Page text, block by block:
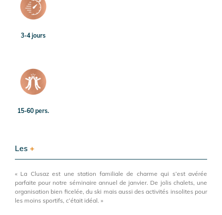
3-4 jours
15-60 pers.
Les +
« La Clusaz est une station familiale de charme qui s’est avérée
parfaite pour notre séminaire annuel de janvier. De jolis chalets, une
organisation bien ficelée, du ski mais aussi des activités insolites pour
les moins sportifs, c’était idéal. »